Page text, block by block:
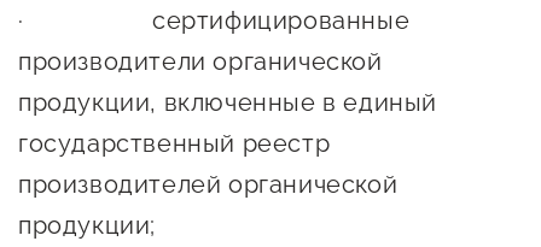
предпринимателей
Календарь
мероприятий для
предпринимателей
Истории успеха
Проекты
Центр финансовой
поддержки
О центре
Проекты
Поддержка центра
Истории успеха
технологического и
креативного
предпринимательства
· сертифицированные
производители органической
продукции, включенные в единый
государственный реестр
производителей органической
продукции;